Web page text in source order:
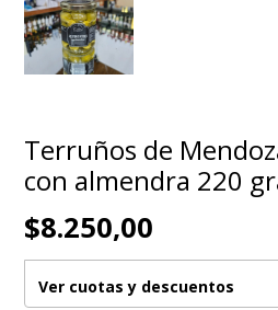
Terruños de
con almendra 220
$8.250,00
Ver cuotas y descuentos